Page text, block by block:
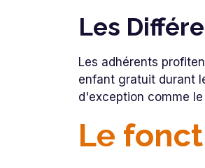
Les
Les adhérents
enfant gratuit durant
d'exception comme
Le